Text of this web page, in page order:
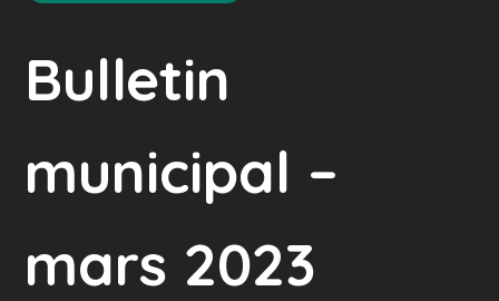
Bulletin
municipal –
mars 2023